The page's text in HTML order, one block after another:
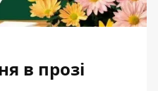
в прозі